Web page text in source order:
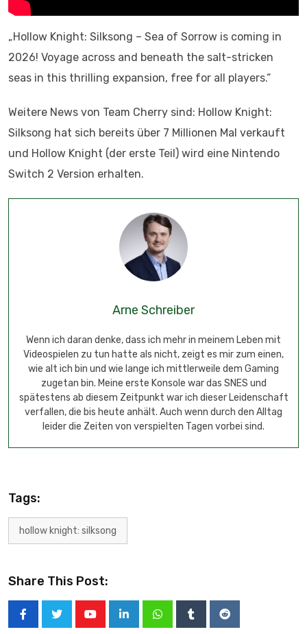
„Hollow Knight: Silksong – Sea of Sorrow is coming in
2026! Voyage across and beneath the salt-stricken
seas in this thrilling expansion, free for all players.“
Weitere News von Team Cherry sind: Hollow Knight:
Silksong hat sich bereits über 7 Millionen Mal verkauft
und Hollow Knight (der erste Teil) wird eine Nintendo
Switch 2 Version erhalten.
Arne Schreiber
Wenn ich daran denke, dass ich mehr in meinem Leben mit
Videospielen zu tun hatte als nicht, zeigt es mir zum einen,
wie alt ich bin und wie lange ich mittlerweile dem Gaming
zugetan bin. Meine erste Konsole war das SNES und
spätestens ab diesem Zeitpunkt war ich dieser Leidenschaft
verfallen, die bis heute anhält. Auch wenn durch den Alltag
leider die Zeiten von verspielten Tagen vorbei sind.
Tags:
hollow knight: silksong
Share This Post: